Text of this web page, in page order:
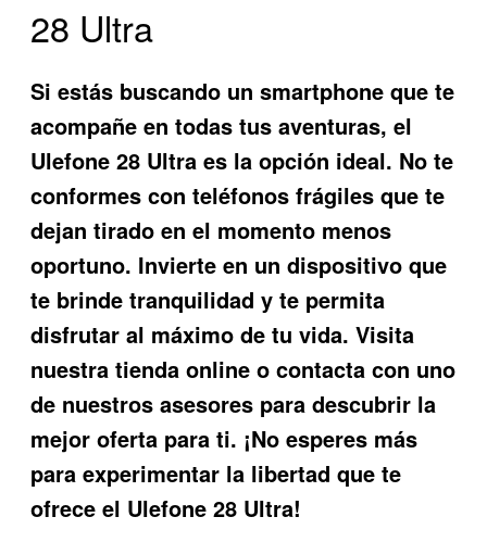
28 Ultra
Si estás buscando un smartphone que te
acompañe en todas tus aventuras, el
Ulefone 28 Ultra es la opción ideal. No te
conformes con teléfonos frágiles que te
dejan tirado en el momento menos
oportuno. Invierte en un dispositivo que
te brinde tranquilidad y te permita
disfrutar al máximo de tu vida. Visita
nuestra tienda online o contacta con uno
de nuestros asesores para descubrir la
mejor oferta para ti. ¡No esperes más
para experimentar la libertad que te
ofrece el Ulefone 28 Ultra!